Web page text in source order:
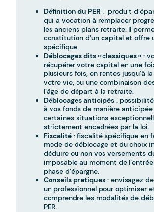
Définition du PER : produit
qui a vocation à remplacer
les anciens plans retraite. Il
constitution d’un capital et offre
spécifique.
Déblocages dits « classiques » :
récupérer votre capital en une
plusieurs fois, en rentes jusqu’à
votre vie, ou une combinaison
l’âge de départ à la retraite.
Déblocages anticipés :
à vos fonds de manière anticipée
certaines situations
strictement encadrées par la loi.
Fiscalité : fiscalité spécifique en
mode de déblocage et du choix
déduire ou non vos versements
imposable au moment de
phase d’épargne.
Conseils pratiques : envisagez
un professionnel pour optimiser
comprendre les modalités de
PER.